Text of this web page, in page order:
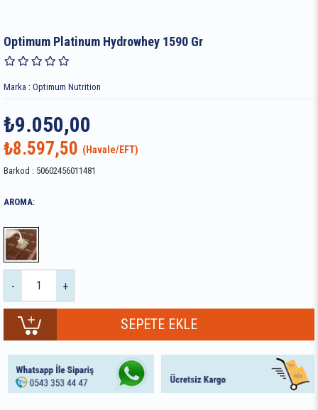
Optimum Platinum Hydrowhey 1590 Gr
Marka : Optimum Nutrition
₺9.050,00
₺8.597,50
Barkod : 50602456011481
AROMA:
+
-